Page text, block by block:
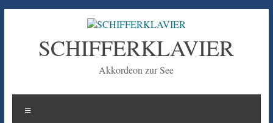
SCHIFFERKLAVIER
Akkordeon zur See